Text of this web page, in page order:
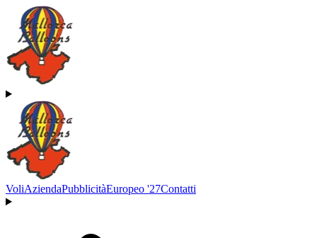
VoliAziendaPubblicitàEuropeo '27Contatti